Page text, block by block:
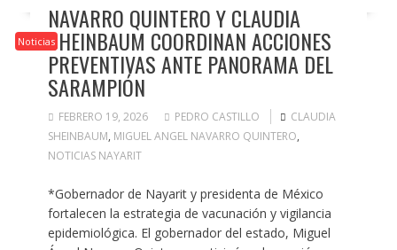
Noticias
NAVARRO QUINTERO Y CLAUDIA
SHEINBAUM COORDINAN ACCIONES
PREVENTIVAS ANTE PANORAMA DEL
SARAMPIÓN
FEBRERO 19, 2026 PEDRO CASTILLO
CLAUDIA
SHEINBAUM, MIGUEL ANGEL NAVARRO QUINTERO,
NOTICIAS NAYARIT
*Gobernador de Nayarit y presidenta de México
fortalecen la estrategia de vacunación y vigilancia
epidemiológica. El gobernador del estado, Miguel